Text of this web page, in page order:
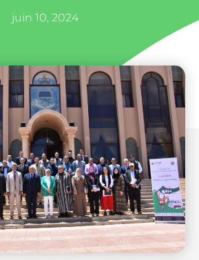
juin 10, 2024